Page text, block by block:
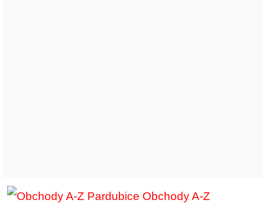
Obchody A-Z